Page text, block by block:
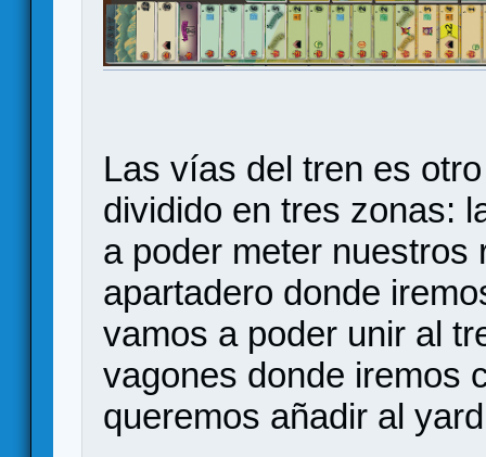
Las vías del tren es
dividido en tres zonas:
a poder meter nuestros
apartadero donde
vamos a poder unir al
vagones donde iremos
queremos añadir al